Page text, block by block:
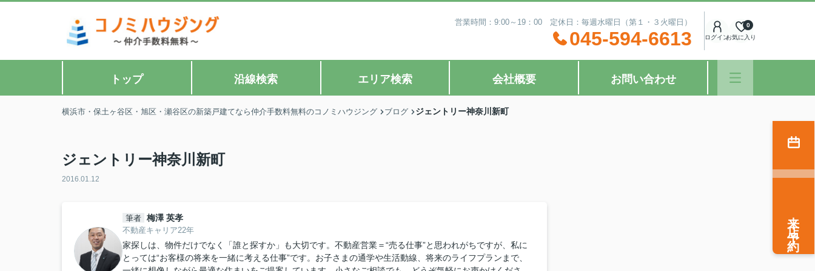
営業時間：9:00～19：00 定休日：毎週水曜日（第１・３火曜日）
045-594-6613 ログインお気に入り
0
トップ 沿線検索 エリア検索 会社概要 お問い合わせ
横浜市・保土ヶ谷区・旭区・瀬谷区の新築戸建てなら仲介手数料無料のコノミハウジング ブログ ジェントリー神奈川新町
ジェントリー神奈川新町
2016.01.12
筆者 梅澤 英孝
不動産キャリア22年
家探しは、物件だけでなく「誰と探すか」も大切です。不動産営業＝“売る仕事”と思われがちですが、私に
とっては“お客様の将来を一緒に考える仕事”です。お子さまの通学や生活動線、将来のライフプランまで、
来店予約